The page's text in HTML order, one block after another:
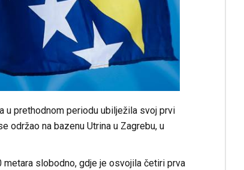
u prethodnom periodu ubilježila svoj prvi
održao na bazenu Utrina u Zagrebu, u
slobodno, gdje je osvojila četiri prva